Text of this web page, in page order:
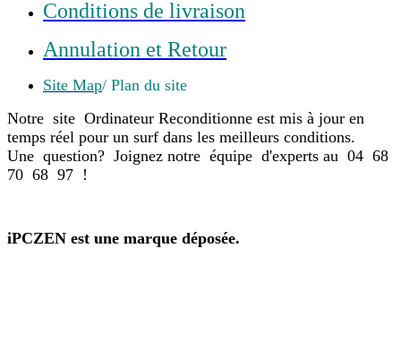
Conditions de livraison
Annulation et Retour
Site Map/ Plan du site
Notre site Ordinateur Reconditionne est mis à jour en
temps réel pour un surf dans les meilleurs conditions.
Une question? Joignez notre équipe d'experts au 04 68
70 68 97 !
iPCZEN est une marque déposée.